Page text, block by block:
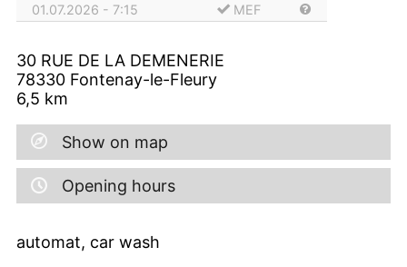
01.07.2026 - 7:15 MEF
30 RUE DE LA DEMENERIE
78330 Fontenay-le-Fleury
6,5 km
Show on map
Opening hours
automat, car wash